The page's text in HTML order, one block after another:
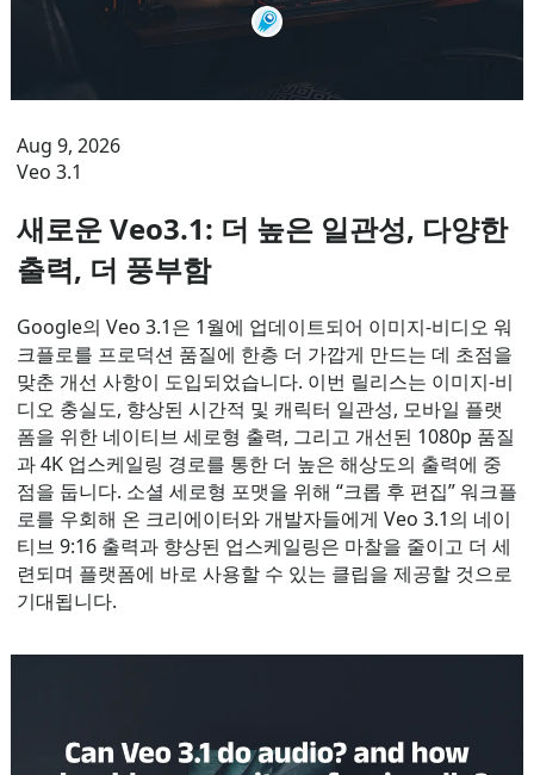
Aug 9, 2026
Veo 3.1
새로운 Veo3.1: 더 높은 일관성, 다양한
출력, 더 풍부함
Google의 Veo 3.1은 1월에 업데이트되어 이미지-비디오 워
크플로를 프로덕션 품질에 한층 더 가깝게 만드는 데 초점을
맞춘 개선 사항이 도입되었습니다. 이번 릴리스는 이미지-비
디오 충실도, 향상된 시간적 및 캐릭터 일관성, 모바일 플랫
폼을 위한 네이티브 세로형 출력, 그리고 개선된 1080p 품질
과 4K 업스케일링 경로를 통한 더 높은 해상도의 출력에 중
점을 둡니다. 소셜 세로형 포맷을 위해 “크롭 후 편집” 워크플
로를 우회해 온 크리에이터와 개발자들에게 Veo 3.1의 네이
티브 9:16 출력과 향상된 업스케일링은 마찰을 줄이고 더 세
련되며 플랫폼에 바로 사용할 수 있는 클립을 제공할 것으로
기대됩니다.